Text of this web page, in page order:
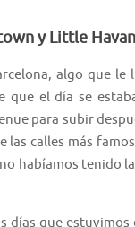
y Little
algo que
que el día se
para subir
las calles más
habíamos tenido
días que